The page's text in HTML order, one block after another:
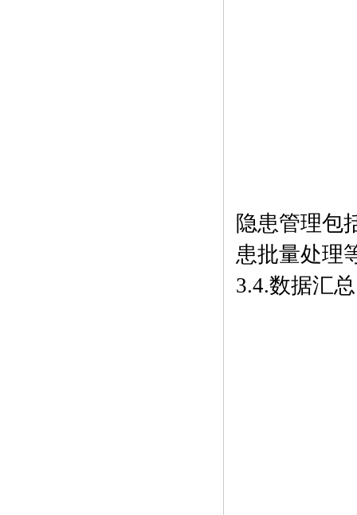
隐患管理包
患批量处理
3.4.数据汇总